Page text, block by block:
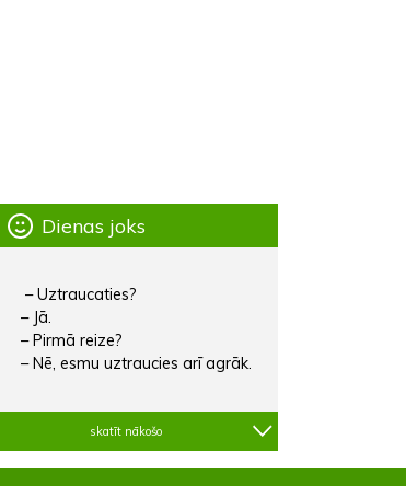
Dienas joks
– Uztraucaties?
– Jā.
– Pirmā reize?
– Nē, esmu uztraucies arī agrāk.
skatīt nākošo